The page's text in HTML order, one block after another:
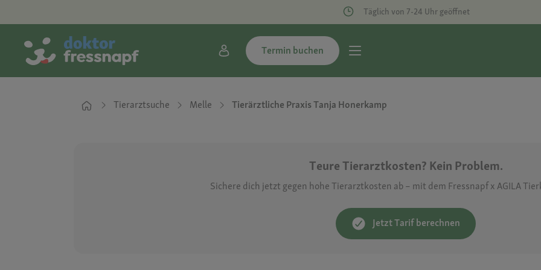
Täglich von 7-24 Uhr geöffnet
Termin buchen
Tierarztsuche Melle Tierärztliche Praxis Tanja Honerkamp
Teure Tierarztkosten? Kein Problem.
Sichere dich jetzt gegen hohe Tierarztkosten ab – mit dem Fressnapf x AGILA
Jetzt Tarif berechnen